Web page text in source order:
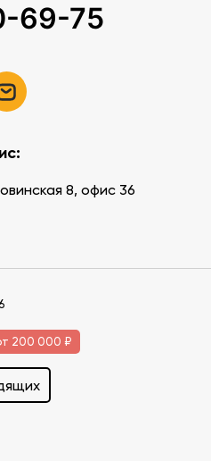
69-75
8, офис 36
200 000 ₽